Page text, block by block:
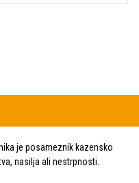
je posameznik kazensko
nasilja ali nestrpnosti.